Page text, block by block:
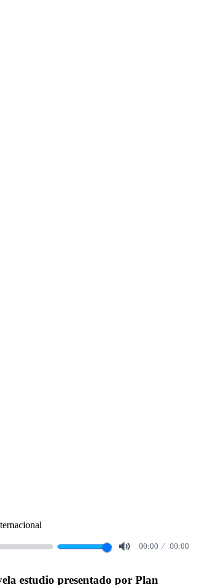
00:00 00:00
estudio presentado por Plan